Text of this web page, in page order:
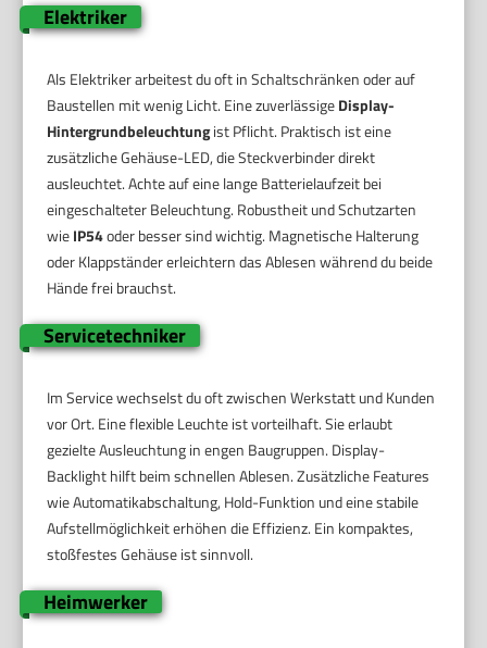
Elektriker
Als Elektriker arbeitest du oft in Schaltschränken oder auf
Baustellen mit wenig Licht. Eine zuverlässigeDisplay-
Hintergrundbeleuchtungist Pflicht. Praktisch ist eine
zusätzliche Gehäuse-LED, die Steckverbinder direkt
ausleuchtet. Achte auf eine lange Batterielaufzeit bei
eingeschalteter Beleuchtung. Robustheit und Schutzarten
wieIP54oder besser sind wichtig. Magnetische Halterung
oder Klappständer erleichtern das Ablesen während du beide
Hände frei brauchst.
Servicetechniker
Im Service wechselst du oft zwischen Werkstatt und Kunden
vor Ort. Eine flexible Leuchte ist vorteilhaft. Sie erlaubt
gezielte Ausleuchtung in engen Baugruppen. Display-
Backlight hilft beim schnellen Ablesen. Zusätzliche Features
wie Automatikabschaltung, Hold-Funktion und eine stabile
Aufstellmöglichkeit erhöhen die Effizienz. Ein kompaktes,
stoßfestes Gehäuse ist sinnvoll.
Heimwerker